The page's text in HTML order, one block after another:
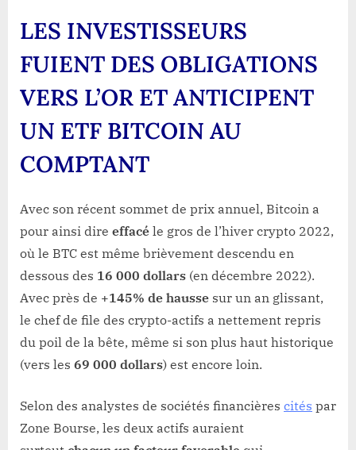
LES INVESTISSEURS
FUIENT DES OBLIGATIONS
VERS L’OR ET ANTICIPENT
UN ETF BITCOIN AU
COMPTANT
Avec son récent sommet de prix annuel, Bitcoin a
pour ainsi dire effacé le gros de l’hiver crypto 2022,
où le BTC est même brièvement descendu en
dessous des 16 000 dollars (en décembre 2022).
Avec près de +145% de hausse sur un an glissant,
le chef de file des crypto-actifs a nettement repris
du poil de la bête, même si son plus haut historique
(vers les 69 000 dollars) est encore loin.
Selon des analystes de sociétés financières cités par
Zone Bourse, les deux actifs auraient